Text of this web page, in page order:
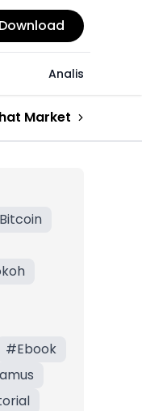
Download
Analis
Market
Bitcoin
#Ebook